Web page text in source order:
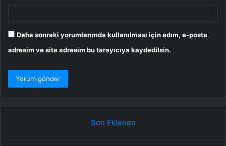
Daha sonraki yorumlarımda kullanılması için adım, e-posta
adresim ve site adresim bu tarayıcıya kaydedilsin.
Son Eklenen